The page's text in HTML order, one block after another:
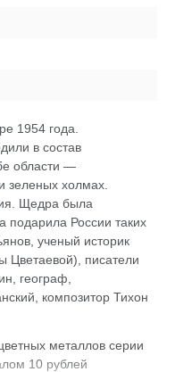
1954 года.
в состав
области —
зеленых холмах.
Щедра была
подарила России таких
ученый историк
Цветаевой), писатели
географ,
композитор Тихон
металлов серии
10 рублей